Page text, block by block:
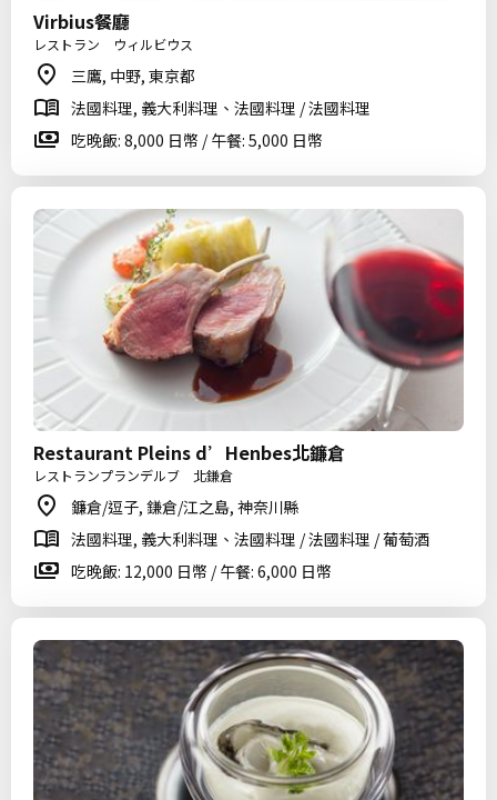
Virbius餐廳
レストラン ウィルビウス
三鷹, 中野, 東京都
法國料理, 義大利料理、法國料理 / 法國料理
吃晚飯: 8,000 日幣 / 午餐: 5,000 日幣
Restaurant Pleins d’Henbes北鐮倉
レストランプランデルブ 北鎌倉
鐮倉/逗子, 鎌倉/江之島, 神奈川縣
法國料理, 義大利料理、法國料理 / 法國料理 / 葡萄酒
吃晚飯: 12,000 日幣 / 午餐: 6,000 日幣